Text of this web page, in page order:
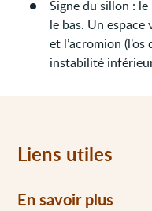
Signe du sillon :
le bas. Un espace
et l’acromion
instabilité
Liens utiles
En savoir plus